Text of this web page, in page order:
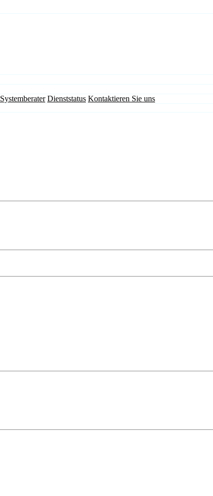
Systemberater Dienststatus Kontaktieren Sie uns